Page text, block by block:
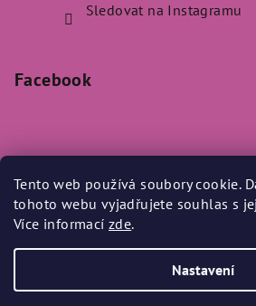
Tento web používá soubory cookie.
tohoto webu vyjadřujete souhlas s
Více informacízde.
Nastavení
Sledovat na Instagramu
Facebook
Přijímáme online platby